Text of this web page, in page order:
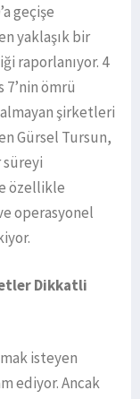
geçişe
yaklaşık bir
raporlanıyor. 4
7’nin ömrü
almayan şirketleri
Gürsel Tursun,
özellikle
operasyonel
Dikkatli
isteyen
ediyor. Ancak